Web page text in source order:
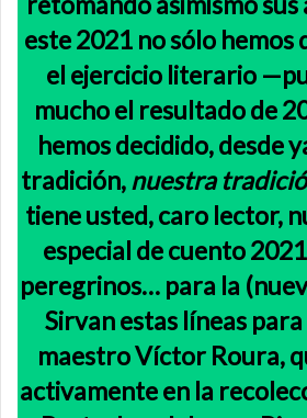
este 2021 no sólo
el ejercicio literario
mucho el resultado de
hemos decidido, desde
tradición, nuestra
tiene usted, caro lector,
especial de cuento
peregrinos… para la
Sirvan estas líneas
maestro Víctor Roura,
activamente en la